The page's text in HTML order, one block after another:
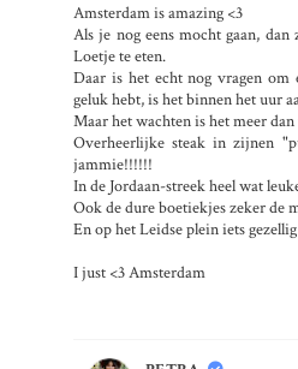
Amsterdam is amazing <3
Als je nog eens mocht gaan,
Loetje te eten.
Daar is het echt nog vragen om
geluk hebt, is het binnen het uur
Maar het wachten is het meer
Overheerlijke steak in zijnen
jammie!!!!!!
In de Jordaan-streek heel wat
Ook de dure boetiekjes zeker de
En op het Leidse plein iets
I just <3 Amsterdam